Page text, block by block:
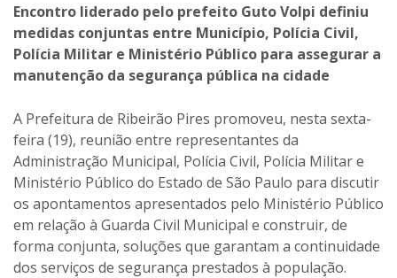
Encontro liderado pelo prefeito Guto Volpi definiu
medidas conjuntas entre Município, Polícia Civil,
Polícia Militar e Ministério Público para assegurar a
manutenção da segurança pública na cidade
A Prefeitura de Ribeirão Pires promoveu, nesta sexta-
feira (19), reunião entre representantes da
Administração Municipal, Polícia Civil, Polícia Militar e
Ministério Público do Estado de São Paulo para discutir
os apontamentos apresentados pelo Ministério Público
em relação à Guarda Civil Municipal e construir, de
forma conjunta, soluções que garantam a continuidade
dos serviços de segurança prestados à população.